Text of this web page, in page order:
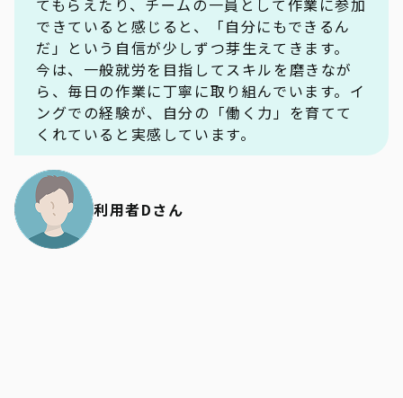
てもらえたり、チームの一員として作業に参加
できていると感じると、「自分にもできるん
だ」という自信が少しずつ芽生えてきます。
今は、一般就労を目指してスキルを磨きなが
ら、毎日の作業に丁寧に取り組んでいます。イ
ングでの経験が、自分の「働く力」を育てて
くれていると実感しています。
利用者Dさん